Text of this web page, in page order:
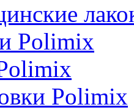
Polimix
Polimix